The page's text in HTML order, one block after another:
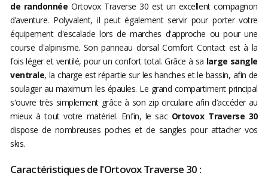
de randonnée Ortovox Traverse 30 est un excellent compagnon
d’aventure. Polyvalent, il peut également servir pour porter votre
équipement d'escalade lors de marches d'approche ou pour une
course d'alpinisme. Son panneau dorsal Comfort Contact est à la
fois léger et ventilé, pour un confort total. Grâce à sa large sangle
ventrale, la charge est répartie sur les hanches et le bassin, afin de
soulager au maximum les épaules. Le grand compartiment principal
s'ouvre très simplement grâce à son zip circulaire afin d’accéder au
mieux à tout votre matériel. Enfin, le sac Ortovox Traverse 30
dispose de nombreuses poches et de sangles pour attacher vos
skis.
Caractéristiques de l'Ortovox Traverse 30 :